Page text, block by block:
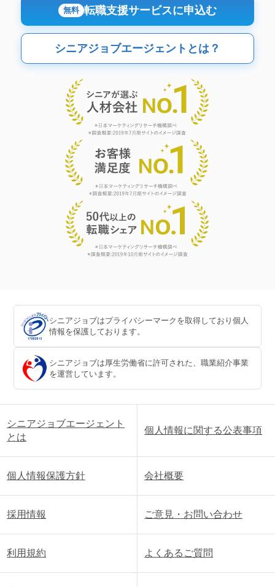
無料 転職支援サービスに申込む
シニアジョブエージェントとは？
シニアジョブはプライバシーマークを取得しており個人
情報を保護しております。
シニアジョブは厚生労働省に許可された、職業紹介事業
を運営しています。
シニアジョブエージェント
とは
個人情報に関する公表事項
個人情報保護方針 会社概要
採用情報 ご意見・お問い合わせ
利用規約 よくあるご質問